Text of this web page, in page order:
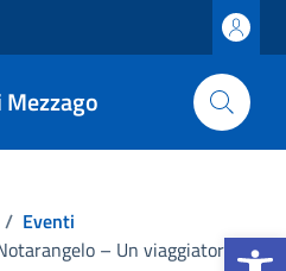
Apri la
/ Eventi
– Un viaggiatore